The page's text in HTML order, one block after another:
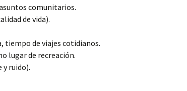
comunitarios.
de vida).
tiempo de viajes cotidianos.
lugar de recreación.
ruido).